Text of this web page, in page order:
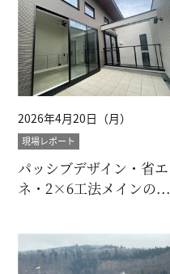
2026年4月20日（月）
現場レポート
パッシブデザイン・省エ
ネ・2×6工法メインの...